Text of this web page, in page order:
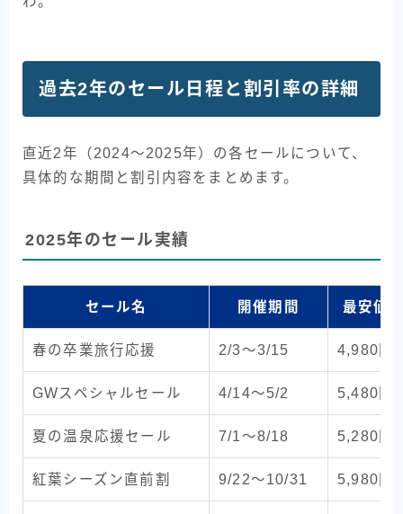
過去2年のセール日程と割引率の詳細
直近2年（2024〜2025年）の各セールについて、
具体的な期間と割引内容をまとめます。
2025年のセール実績
セール名 開催期間 最安値
春の卒業旅行応援 2/3〜3/15 4,980円
GWスペシャルセール 4/14〜5/2 5,480円
夏の温泉応援セール 7/1〜8/18 5,280円
紅葉シーズン直前割 9/22〜10/31 5,980円